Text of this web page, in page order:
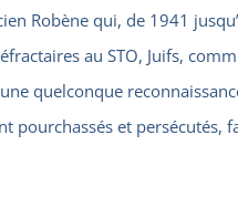
Robène qui, de 1941
au STO, Juifs,
quelconque
pourchassés et persécutés,